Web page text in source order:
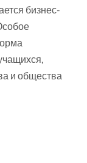
бизнес-
и общества